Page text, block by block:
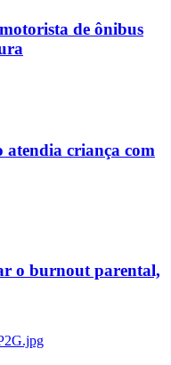
de ônibus
atendia criança com
o burnout parental,